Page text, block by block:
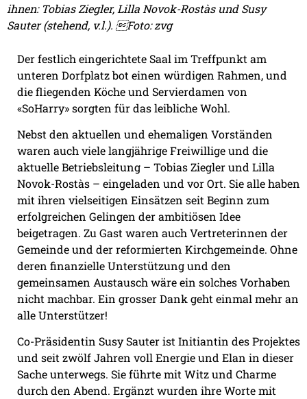
ihnen: Tobias Ziegler, Lilla Novok-Rostàs und Susy
Sauter (stehend, v.l.). Foto: zvg
Der festlich eingerichtete Saal im Treffpunkt am
unteren Dorfplatz bot einen würdigen Rahmen, und
die fliegenden Köche und Servierdamen von
«SoHarry» sorgten für das leibliche Wohl.
Nebst den aktuellen und ehemaligen Vorständen
waren auch viele langjährige Freiwillige und die
aktuelle Betriebsleitung – Tobias Ziegler und Lilla
Novok-Rostàs – eingeladen und vor Ort. Sie alle haben
mit ihren vielseitigen Einsätzen seit Beginn zum
erfolgreichen Gelingen der ambitiösen Idee
beigetragen. Zu Gast waren auch Vertreterinnen der
Gemeinde und der reformierten Kirchgemeinde. Ohne
deren finanzielle Unterstützung und den
gemeinsamen Austausch wäre ein solches Vorhaben
nicht machbar. Ein grosser Dank geht einmal mehr an
alle Unterstützer!
Co-Präsidentin Susy Sauter ist Initiantin des Projektes
und seit zwölf Jahren voll Energie und Elan in dieser
Sache unterwegs. Sie führte mit Witz und Charme
durch den Abend. Ergänzt wurden ihre Worte mit